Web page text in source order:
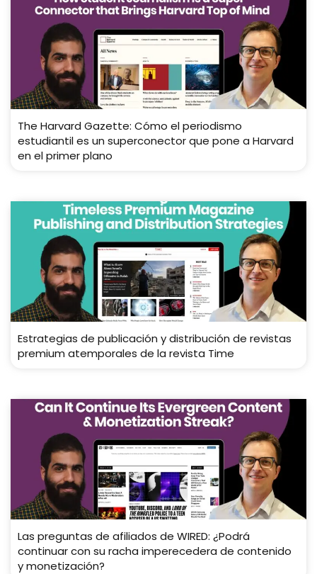
The Harvard Gazette: Cómo el periodismo
estudiantil es un superconector que pone a Harvard
en el primer plano
Estrategias de publicación y distribución de revistas
premium atemporales de la revista Time
Las preguntas de afiliados de WIRED: ¿Podrá
continuar con su racha imperecedera de contenido
y monetización?